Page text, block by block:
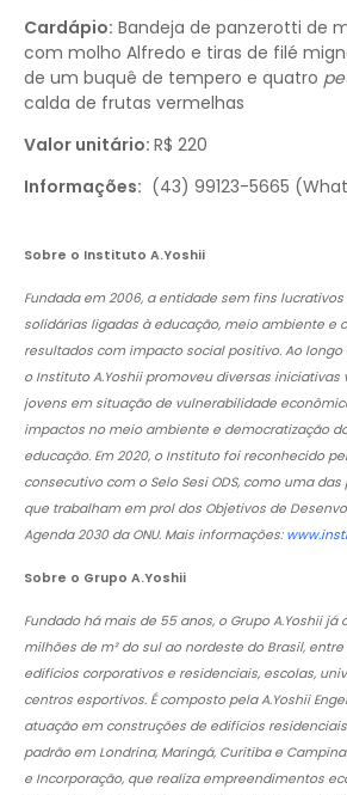
Cardápio: Bandeja de panzerotti de
com molho Alfredo e tiras de filé
de um buquê de tempero e quatro
calda de frutas vermelhas
Valor unitário: R$ 220
Informações: (43) 99123-5665
Sobre o Instituto A.Yoshii
Fundada em 2006, a entidade sem fins
solidárias ligadas à educação, meio ambiente e
resultados com impacto social positivo. Ao longo
o Instituto A.Yoshii promoveu diversas
jovens em situação de vulnerabilidade
impactos no meio ambiente e democratização
educação. Em 2020, o Instituto foi reconhecido
consecutivo com o Selo Sesi ODS, como uma
que trabalham em prol dos Objetivos de
Agenda 2030 da ONU. Mais informações:
Sobre o Grupo A.Yoshii
Fundado há mais de 55 anos, o Grupo A.Yoshii já
milhões de m² do sul ao nordeste do Brasil,
edifícios corporativos e residenciais, escolas,
centros esportivos. É composto pela A.Yoshii
atuação em construções de edifícios
padrão em Londrina, Maringá, Curitiba e
e Incorporação, que realiza empreendimentos